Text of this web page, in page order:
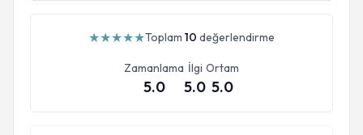
★★★★★Toplam 10 değerlendirme
Zamanlama
5.0
İlgi
5.0
Ortam
5.0